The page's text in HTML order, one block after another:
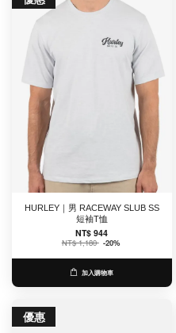
HURLEY｜男 RACEWAY SLUB SS
短袖T恤
NT$ 944
NT$ 1,180 -20%
加入購物車
優惠